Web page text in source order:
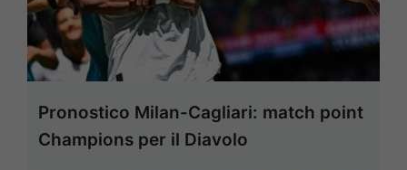
Pronostico Milan-Cagliari: match point
Champions per il Diavolo